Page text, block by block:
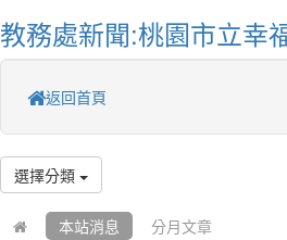
教務處新聞:桃園市立幸
返回首頁
選擇分類
本站消息 分月文章